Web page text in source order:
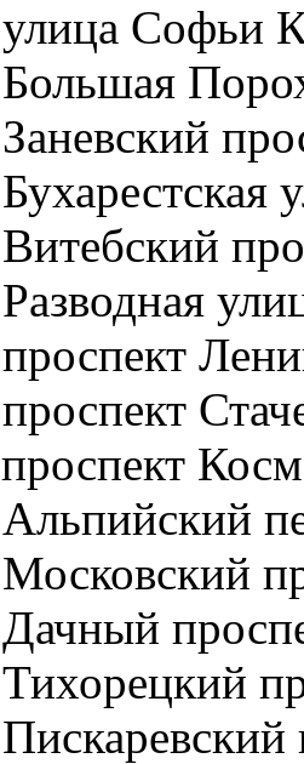
улица Софьи
Большая
Заневский
Бухарестская
Витебский
Разводная
проспект
проспект
проспект
Альпийский
Московский
Дачный
Тихорецкий
Пискаревский